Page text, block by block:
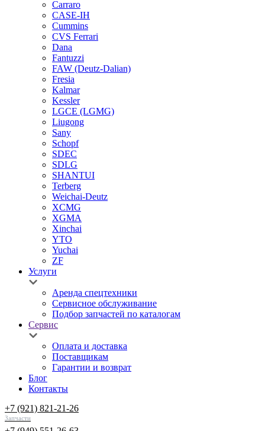
Carraro
CASE-IH
Cummins
CVS Ferrari
Dana
Fantuzzi
FAW (Deutz-Dalian)
Fresia
Kalmar
Kessler
LGCE (LGMG)
Liugong
Sany
Schopf
SDEC
SDLG
SHANTUI
Terberg
Weichai-Deutz
XCMG
XGMA
Xinchai
YTO
Yuchai
ZF
Услуги
Аренда спецтехники
Сервисное обслуживание
Подбор запчастей по каталогам
Сервис
Оплата и доставка
Поставщикам
Гарантии и возврат
Блог
Контакты
+7 (921) 821-21-26
Запчасти